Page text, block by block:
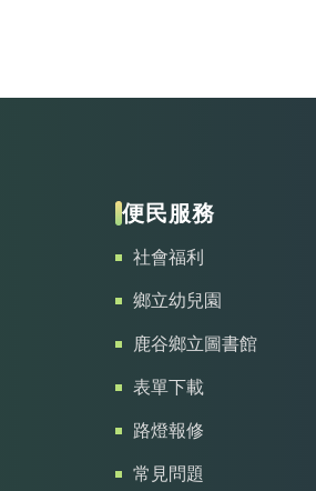
便民服務
社會福利
鄉立幼兒園
鹿谷鄉立圖書館
表單下載
路燈報修
常見問題